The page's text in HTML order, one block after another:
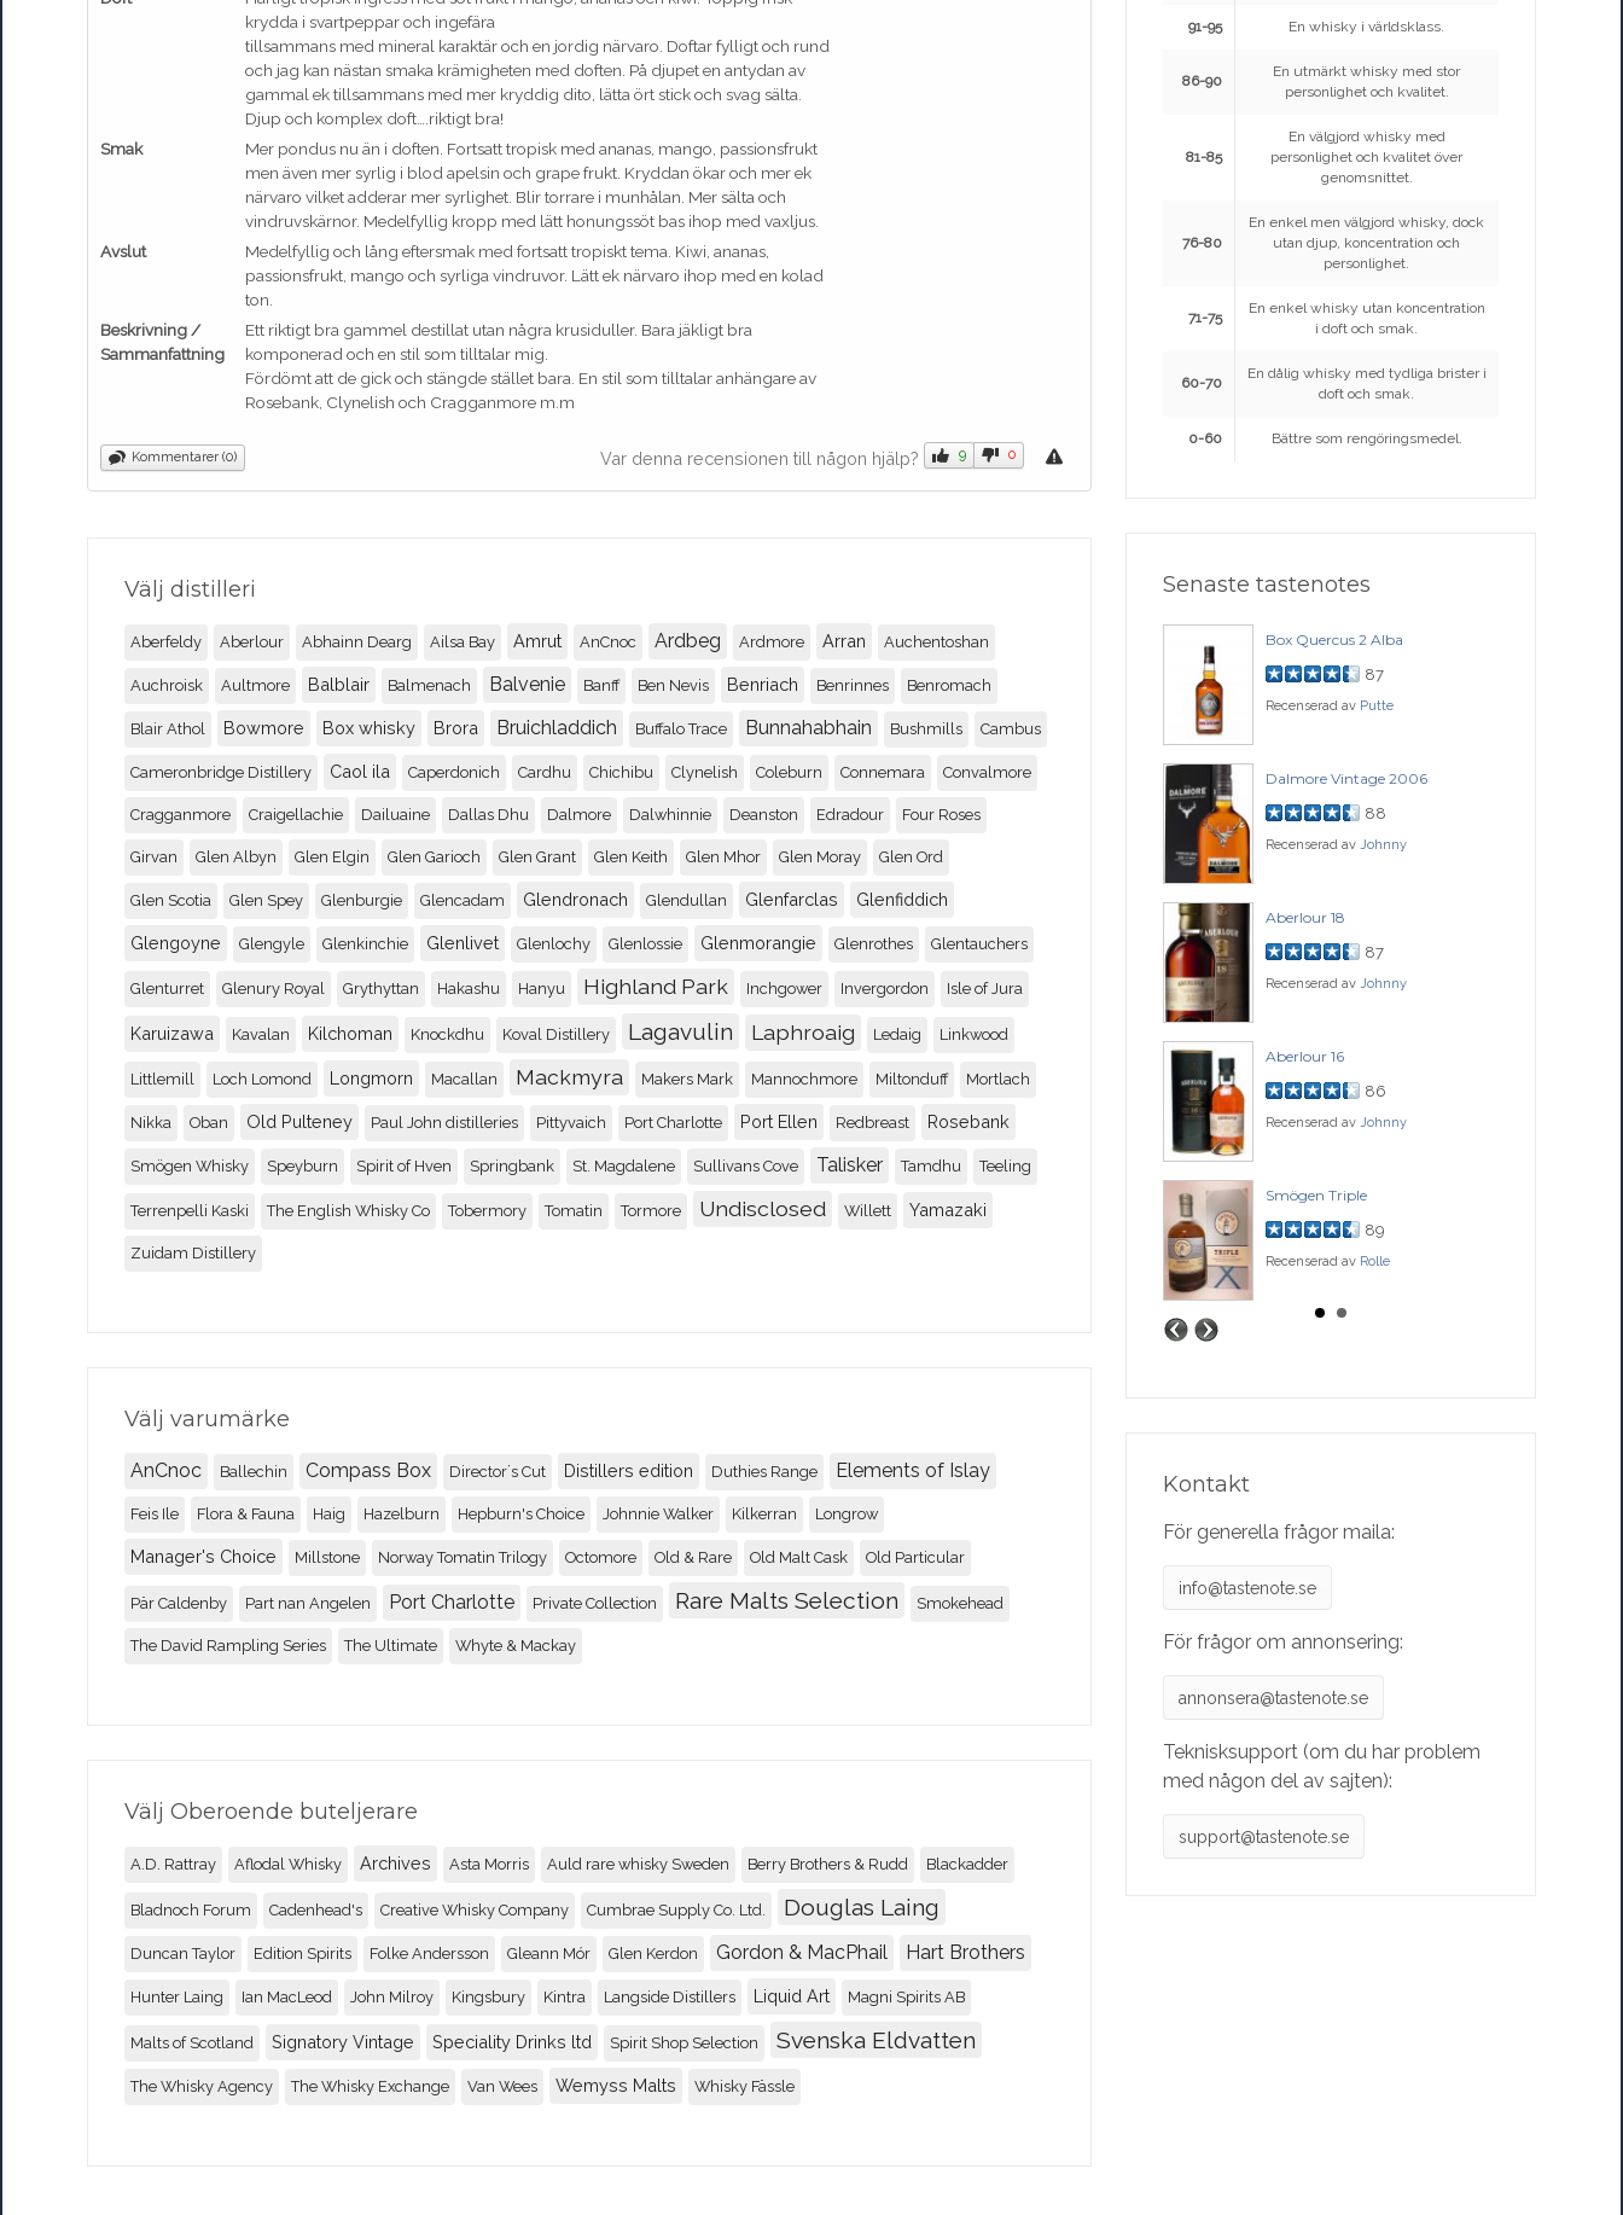
krydda i svartpeppar och ingefära
tillsammans med mineral karaktär och en jordig närvaro. Doftar fylligt och rund
och jag kan nästan smaka krämigheten med doften. På djupet en antydan av
gammal ek tillsammans med mer kryddig dito, lätta ört stick och svag sälta.
Djup och komplex doft….riktigt bra!
Smak
Mer pondus nu än i doften. Fortsatt tropisk med ananas, mango, passionsfrukt
men även mer syrlig i blod apelsin och grape frukt. Kryddan ökar och mer ek
närvaro vilket adderar mer syrlighet. Blir torrare i munhålan. Mer sälta och
vindruvskärnor. Medelfyllig kropp med lätt honungssöt bas ihop med vaxljus.
Avslut
Medelfyllig och lång eftersmak med fortsatt tropiskt tema. Kiwi, ananas,
passionsfrukt, mango och syrliga vindruvor. Lätt ek närvaro ihop med en kolad
ton.
Beskrivning /
Sammanfattning
Ett riktigt bra gammel destillat utan några krusiduller. Bara jäkligt bra
komponerad och en stil som tilltalar mig.
Fördömt att de gick och stängde stället bara. En stil som tilltalar anhängare av
Rosebank, Clynelish och Cragganmore m.m
Kommentarer (0) Var denna recensionen till någon hjälp? 9 0
Välj distilleri
Aberfeldy Aberlour Abhainn Dearg Ailsa Bay Amrut AnCnoc Ardbeg Ardmore Arran Auchentoshan
Auchroisk Aultmore Balblair Balmenach Balvenie Banff Ben Nevis Benriach Benrinnes Benromach
Blair Athol Bowmore Box whisky Brora Bruichladdich Buffalo Trace Bunnahabhain Bushmills Cambus
Cameronbridge Distillery Caol ila Caperdonich Cardhu Chichibu Clynelish Coleburn Connemara Convalmore
Cragganmore Craigellachie Dailuaine Dallas Dhu Dalmore Dalwhinnie Deanston Edradour Four Roses
Girvan Glen Albyn Glen Elgin Glen Garioch Glen Grant Glen Keith Glen Mhor Glen Moray Glen Ord
Glen Scotia Glen Spey Glenburgie Glencadam Glendronach Glendullan Glenfarclas Glenfiddich
Glengoyne Glengyle Glenkinchie Glenlivet Glenlochy Glenlossie Glenmorangie Glenrothes Glentauchers
Glenturret Glenury Royal Grythyttan Hakashu Hanyu Highland Park Inchgower Invergordon Isle of Jura
Karuizawa Kavalan Kilchoman Knockdhu Koval Distillery Lagavulin Laphroaig Ledaig Linkwood
Littlemill Loch Lomond Longmorn Macallan Mackmyra Makers Mark Mannochmore Miltonduff Mortlach
Nikka Oban Old Pulteney Paul John distilleries Pittyvaich Port Charlotte Port Ellen Redbreast Rosebank
Smögen Whisky Speyburn Spirit of Hven Springbank St. Magdalene Sullivans Cove Talisker Tamdhu Teeling
Terrenpelli Kaski The English Whisky Co Tobermory Tomatin Tormore Undisclosed Willett Yamazaki
Zuidam Distillery
Välj varumärke
AnCnoc Ballechin Compass Box Director´s Cut Distillers edition Duthies Range Elements of Islay
Feis Ile Flora & Fauna Haig Hazelburn Hepburn's Choice Johnnie Walker Kilkerran Longrow
Manager's Choice Millstone Norway Tomatin Trilogy Octomore Old & Rare Old Malt Cask Old Particular
Pär Caldenby Part nan Angelen Port Charlotte Private Collection Rare Malts Selection Smokehead
The David Rampling Series The Ultimate Whyte & Mackay
Välj Oberoende buteljerare
A.D. Rattray Aflodal Whisky Archives Asta Morris Auld rare whisky Sweden Berry Brothers & Rudd Blackadder
Bladnoch Forum Cadenhead's Creative Whisky Company Cumbrae Supply Co. Ltd. Douglas Laing
Duncan Taylor Edition Spirits Folke Andersson Gleann Mór Glen Kerdon Gordon & MacPhail Hart Brothers
Hunter Laing Ian MacLeod John Milroy Kingsbury Kintra Langside Distillers Liquid Art Magni Spirits AB
Malts of Scotland Signatory Vintage Speciality Drinks ltd Spirit Shop Selection Svenska Eldvatten
The Whisky Agency The Whisky Exchange Van Wees Wemyss Malts Whisky Fässle
91-95 En whisky i världsklass.
86-90
En utmärkt whisky med stor
personlighet och kvalitet.
81-85
En välgjord whisky med
personlighet och kvalitet över
genomsnittet.
76-80
En enkel men välgjord whisky, dock
utan djup, koncentration och
personlighet.
71-75
En enkel whisky utan koncentration
i doft och smak.
60-70
En dålig whisky med tydliga brister i
doft och smak.
0-60 Bättre som rengöringsmedel.
Senaste tastenotes
Benromach 5 year old
Four Roses Small Batch
Recenserad av
Recenserad av
Box Quercus 2 Alba
87
Recenserad av Putte
Dalmore Vintage 2006
88
Recenserad av Johnny
Aberlour 18
87
Recenserad av Johnny
Aberlour 16
86
Recenserad av Johnny
Smögen Triple
89
Recenserad av Rolle
Kontakt
För generella frågor maila:
info@tastenote.se
För frågor om annonsering:
annonsera@tastenote.se
Teknisksupport (om du har problem
med någon del av sajten):
support@tastenote.se